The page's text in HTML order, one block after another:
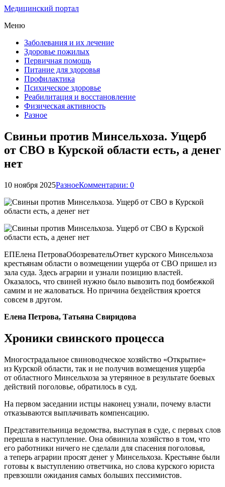
Медицинский портал
Меню
Заболевания и их лечение
Здоровье пожилых
Первичная помощь
Питание для здоровья
Профилактика
Психическое здоровье
Реабилитация и восстановление
Физическая активность
Разное
Свиньи против Минсельхоза. Ущерб
от СВО в Курской области есть, а денег
нет
10 ноября 2025РазноеКомментарии: 0
ЕПЕлена ПетроваОбозревательОтвет курского Минсельхоза
крестьянам области о возмещении ущерба от СВО пришел из
зала суда. Здесь аграрии и узнали позицию властей.
Оказалось, что свиней нужно было вывозить под бомбежкой
самим и не жаловаться. Но причина бездействия кроется
совсем в другом.
Елена Петрова, Татьяна Свиридова
Хроники свинского процесса
Многострадальное свиноводческое хозяйство «Открытие»
из Курской области, так и не получив возмещения ущерба
от областного Минсельхоза за утерянное в результате боевых
действий поголовье, обратилось в суд.
На первом заседании истцы наконец узнали, почему власти
отказываются выплачивать компенсацию.
Представительница ведомства, выступая в суде, с первых слов
перешла в наступление. Она обвинила хозяйство в том, что
его работники ничего не сделали для спасения поголовья,
а теперь аграрии просят денег у Минсельхоза. Крестьяне были
готовы к выступлению ответчика, но слова курского юриста
превзошли ожидания самых больших пессимистов.